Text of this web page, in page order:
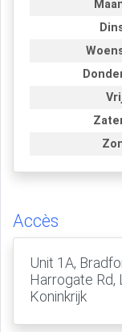
Accès
Unit 1A,
Harrogate Rd,
Koninkrijk